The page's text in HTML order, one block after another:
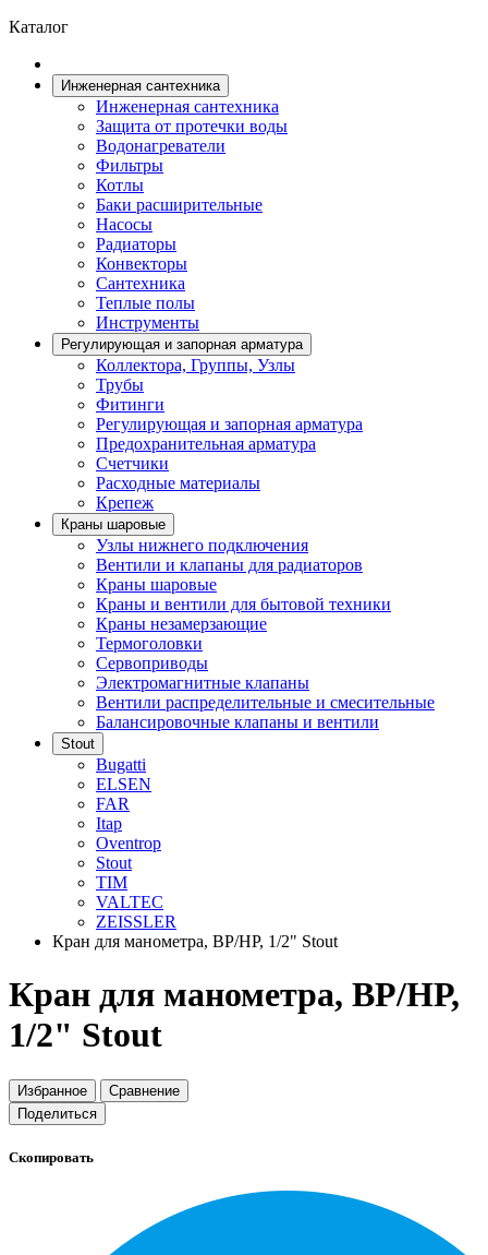
Каталог
Инженерная сантехника
Инженерная сантехника
Защита от протечки воды
Водонагреватели
Фильтры
Котлы
Баки расширительные
Насосы
Радиаторы
Конвекторы
Сантехника
Теплые полы
Инструменты
Регулирующая и запорная арматура
Коллектора, Группы, Узлы
Трубы
Фитинги
Регулирующая и запорная арматура
Предохранительная арматура
Счетчики
Расходные материалы
Крепеж
Краны шаровые
Узлы нижнего подключения
Вентили и клапаны для радиаторов
Краны шаровые
Краны и вентили для бытовой техники
Краны незамерзающие
Термоголовки
Сервоприводы
Электромагнитные клапаны
Вентили распределительные и смесительные
Балансировочные клапаны и вентили
Stout
Bugatti
ELSEN
FAR
Itap
Oventrop
Stout
TIM
VALTEC
ZEISSLER
Кран для манометра, ВР/НР, 1/2" Stout
Кран для манометра, ВР/НР,
1/2" Stout
Избранное
Сравнение
Поделиться
Скопировать